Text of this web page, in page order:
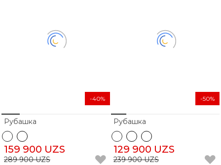
Рубашка
159 900 UZS
289 900 UZS
-40%
Рубашка
129 900 UZS
239 900 UZS
-50%